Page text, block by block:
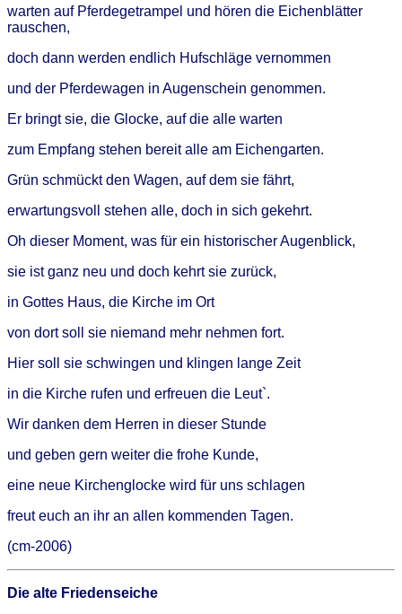
warten auf Pferdegetrampel und hören die Eichenblätter
rauschen,
doch dann werden endlich Hufschläge vernommen
und der Pferdewagen in Augenschein genommen.
Er bringt sie, die Glocke, auf die alle warten
zum Empfang stehen bereit alle am Eichengarten.
Grün schmückt den Wagen, auf dem sie fährt,
erwartungsvoll stehen alle, doch in sich gekehrt.
Oh dieser Moment, was für ein historischer Augenblick,
sie ist ganz neu und doch kehrt sie zurück,
in Gottes Haus, die Kirche im Ort
von dort soll sie niemand mehr nehmen fort.
Hier soll sie schwingen und klingen lange Zeit
in die Kirche rufen und erfreuen die Leut`.
Wir danken dem Herren in dieser Stunde
und geben gern weiter die frohe Kunde,
eine neue Kirchenglocke wird für uns schlagen
freut euch an ihr an allen kommenden Tagen.
(cm-2006)
Die alte Friedenseiche